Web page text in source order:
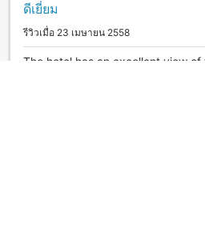
ดีเยี่ยม
รีวิวเมื่อ 23 เมษายน 2558
The hotel has an excellent view of